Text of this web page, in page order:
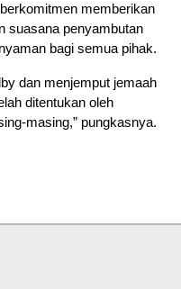
memberikan
suasana penyambutan
bagi semua pihak.
dan menjemput jemaah
ditentukan oleh
masing,” pungkasnya.